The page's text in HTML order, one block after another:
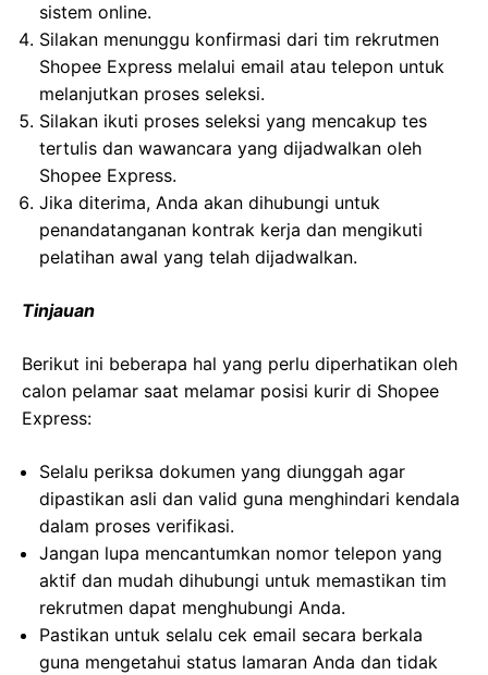
sistem online.
Silakan menunggu konfirmasi dari tim rekrutmen
Shopee Express melalui email atau telepon untuk
melanjutkan proses seleksi.
Silakan ikuti proses seleksi yang mencakup tes
tertulis dan wawancara yang dijadwalkan oleh
Shopee Express.
Jika diterima, Anda akan dihubungi untuk
penandatanganan kontrak kerja dan mengikuti
pelatihan awal yang telah dijadwalkan.
Tinjauan
Berikut ini beberapa hal yang perlu diperhatikan oleh
calon pelamar saat melamar posisi kurir di Shopee
Express:
Selalu periksa dokumen yang diunggah agar
dipastikan asli dan valid guna menghindari kendala
dalam proses verifikasi.
Jangan lupa mencantumkan nomor telepon yang
aktif dan mudah dihubungi untuk memastikan tim
rekrutmen dapat menghubungi Anda.
Pastikan untuk selalu cek email secara berkala
guna mengetahui status lamaran Anda dan tidak